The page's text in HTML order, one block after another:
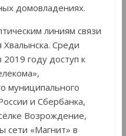
домовладениях.
линиям связи
Среди
году доступ к
муниципального
и Сбербанка,
Возрождение,
сети «Магнит» в